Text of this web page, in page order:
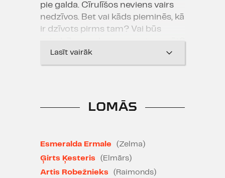
pie galda. Cīrulīšos neviens vairs
nedzīvos. Bet vai kāds pieminēs, kā
ir dzīvots pirms tam? Vai būs
Vai vispār ir dzīvots? Vai tikai
klusēts - arī tad, kad bija jārunā?
Šai dienā viņi beidzot runās. Un
sen? Bet nekad nav par vēlu! Pat
dzimtas mammai Zelmai.
Lasīt vairāk
LOMĀS
Esmeralda Ermale
(Zelma)
Ģirts Ķesteris
(Elmārs)
Artis Robežnieks
(Raimonds)